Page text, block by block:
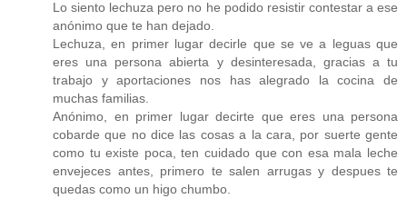
Lo siento lechuza pero no he podido resistir contestar a ese
anónimo que te han dejado.
Lechuza, en primer lugar decirle que se ve a leguas que
eres una persona abierta y desinteresada, gracias a tu
trabajo y aportaciones nos has alegrado la cocina de
muchas familias.
Anónimo, en primer lugar decirte que eres una persona
cobarde que no dice las cosas a la cara, por suerte gente
como tu existe poca, ten cuidado que con esa mala leche
envejeces antes, primero te salen arrugas y despues te
quedas como un higo chumbo.